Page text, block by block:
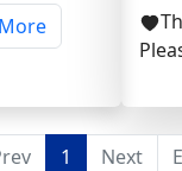
More
1 Next